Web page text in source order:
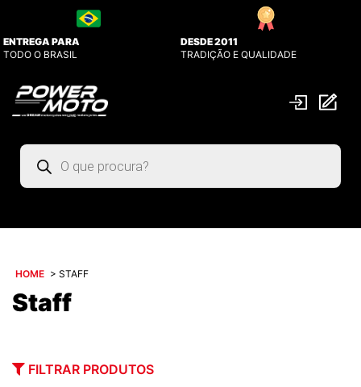
ENTREGA PARA
TODO O BRASIL
DESDE 2011
TRADIÇÃO E QUALIDADE
Pesquisar
produtos
HOME > STAFF
Staff
FILTRAR PRODUTOS